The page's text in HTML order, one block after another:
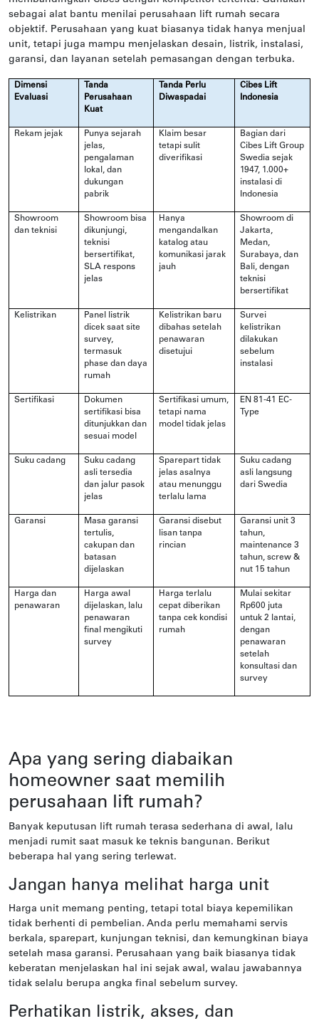
sebagai alat bantu menilai perusahaan lift rumah secara
objektif. Perusahaan yang kuat biasanya tidak hanya menjual
unit, tetapi juga mampu menjelaskan desain, listrik, instalasi,
garansi, dan layanan setelah pemasangan dengan terbuka.
Dimensi
Evaluasi
Tanda
Perusahaan
Kuat
Tanda Perlu
Diwaspadai
Cibes Lift
Indonesia
Rekam jejak
Punya sejarah
jelas,
pengalaman
lokal, dan
dukungan
pabrik
Klaim besar
tetapi sulit
diverifikasi
Bagian dari
Cibes Lift Group
Swedia sejak
1947, 1.000+
instalasi di
Indonesia
Showroom
dan teknisi
Showroom bisa
dikunjungi,
teknisi
bersertifikat,
SLA respons
jelas
Hanya
mengandalkan
katalog atau
komunikasi jarak
jauh
Showroom di
Jakarta,
Medan,
Surabaya, dan
Bali, dengan
teknisi
bersertifikat
Kelistrikan
Panel listrik
dicek saat site
survey,
termasuk
phase dan daya
rumah
Kelistrikan baru
dibahas setelah
penawaran
disetujui
Survei
kelistrikan
dilakukan
sebelum
instalasi
Sertifikasi
Dokumen
sertifikasi bisa
ditunjukkan dan
sesuai model
Sertifikasi umum,
tetapi nama
model tidak jelas
EN 81-41 EC-
Type
Suku cadang
Suku cadang
asli tersedia
dan jalur pasok
jelas
Sparepart tidak
jelas asalnya
atau menunggu
terlalu lama
Suku cadang
asli langsung
dari Swedia
Garansi
Masa garansi
tertulis,
cakupan dan
batasan
dijelaskan
Garansi disebut
lisan tanpa
rincian
Garansi unit 3
tahun,
maintenance 3
tahun, screw &
nut 15 tahun
Harga dan
penawaran
Harga awal
dijelaskan, lalu
penawaran
final mengikuti
survey
Harga terlalu
cepat diberikan
tanpa cek kondisi
rumah
Mulai sekitar
Rp600 juta
untuk 2 lantai,
dengan
penawaran
setelah
konsultasi dan
survey
Apa yang sering diabaikan
homeowner saat memilih
perusahaan lift rumah?
Banyak keputusan lift rumah terasa sederhana di awal, lalu
menjadi rumit saat masuk ke teknis bangunan. Berikut
beberapa hal yang sering terlewat.
Jangan hanya melihat harga unit
Harga unit memang penting, tetapi total biaya kepemilikan
tidak berhenti di pembelian. Anda perlu memahami servis
berkala, sparepart, kunjungan teknisi, dan kemungkinan biaya
setelah masa garansi. Perusahaan yang baik biasanya tidak
keberatan menjelaskan hal ini sejak awal, walau jawabannya
tidak selalu berupa angka final sebelum survey.
Perhatikan listrik, akses, dan